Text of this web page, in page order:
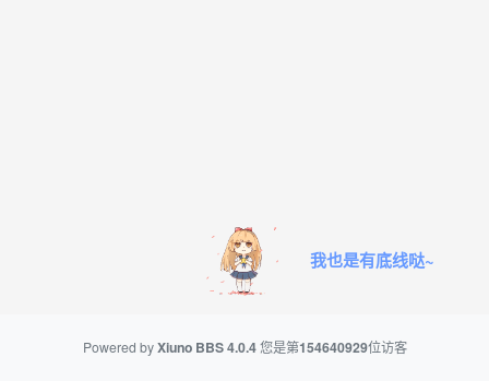
我也是有底线哒~
Powered byXiuno BBS4.0.4 您是第154640929位访客